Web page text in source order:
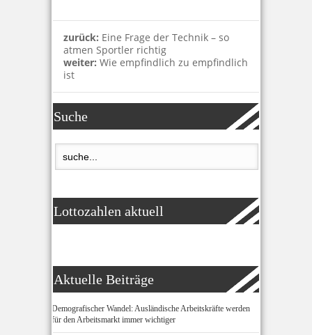
zurück: Eine Frage der Technik – so
atmen Sportler richtig
weiter: Wie empfindlich zu empfindlich
ist
Suche
Lottozahlen aktuell
Aktuelle Beiträge
Demografischer Wandel: Ausländische Arbeitskräfte werden
für den Arbeitsmarkt immer wichtiger